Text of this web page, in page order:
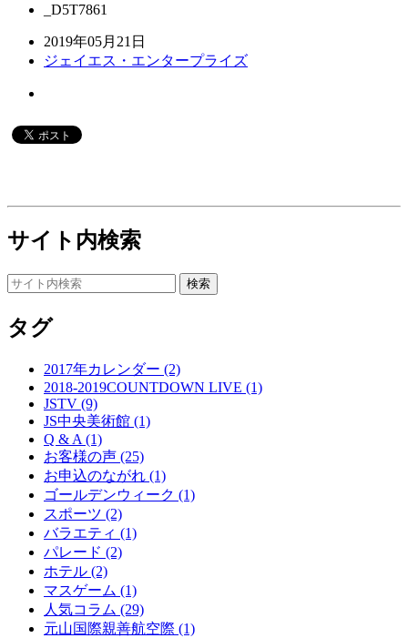
_D5T7861
2019年05月21日
ジェイエス・エンタープライズ
サイト内検索
タグ
2017年カレンダー (2)
2018-2019COUNTDOWN LIVE (1)
JSTV (9)
JS中央美術館 (1)
Q & A (1)
お客様の声 (25)
お申込のながれ (1)
ゴールデンウィーク (1)
スポーツ (2)
バラエティ (1)
パレード (2)
ホテル (2)
マスゲーム (1)
人気コラム (29)
元山国際親善航空際 (1)